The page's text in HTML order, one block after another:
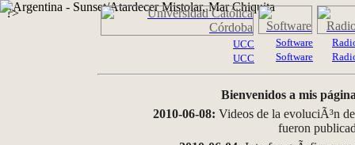
?>
UCC
UCC
Software
Software
Bienvenidos a mis
2010-06-08: Videos de la evoluciÃ³n
fueron